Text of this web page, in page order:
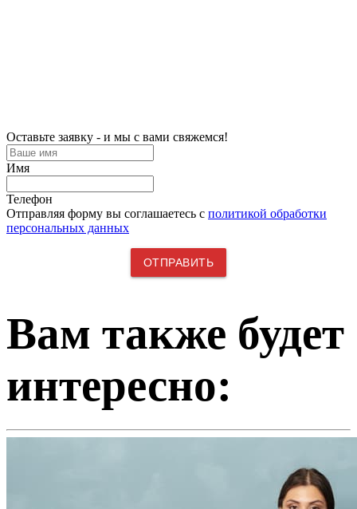
Оставьте заявку - и мы с вами свяжемся!
Имя
Телефон
Отправляя форму вы соглашаетесь с политикой обработки
персональных данных
Вам также будет
интересно: